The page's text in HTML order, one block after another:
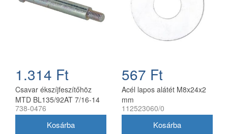
1.314 Ft
Csavar ékszíjfeszítőhöz
MTD BL135/92AT 7/16-14
738-0476
738-0476
567 Ft
Acél lapos alátét M8x24x2
mm
112523060/0